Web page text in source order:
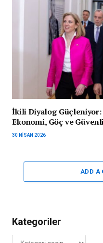
İkili Diyalog
Ekonomi, Göç ve
30 NISAN 2026
ADD A
Kategoriler
Kategoriler